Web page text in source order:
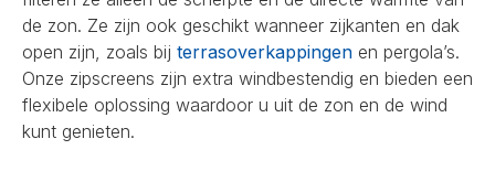
de zon. Ze zijn ook geschikt wanneer zijkanten en dak
open zijn, zoals bij terrasoverkappingen en pergola’s.
Onze zipscreens zijn extra windbestendig en bieden een
flexibele oplossing waardoor u uit de zon en de wind
kunt genieten.